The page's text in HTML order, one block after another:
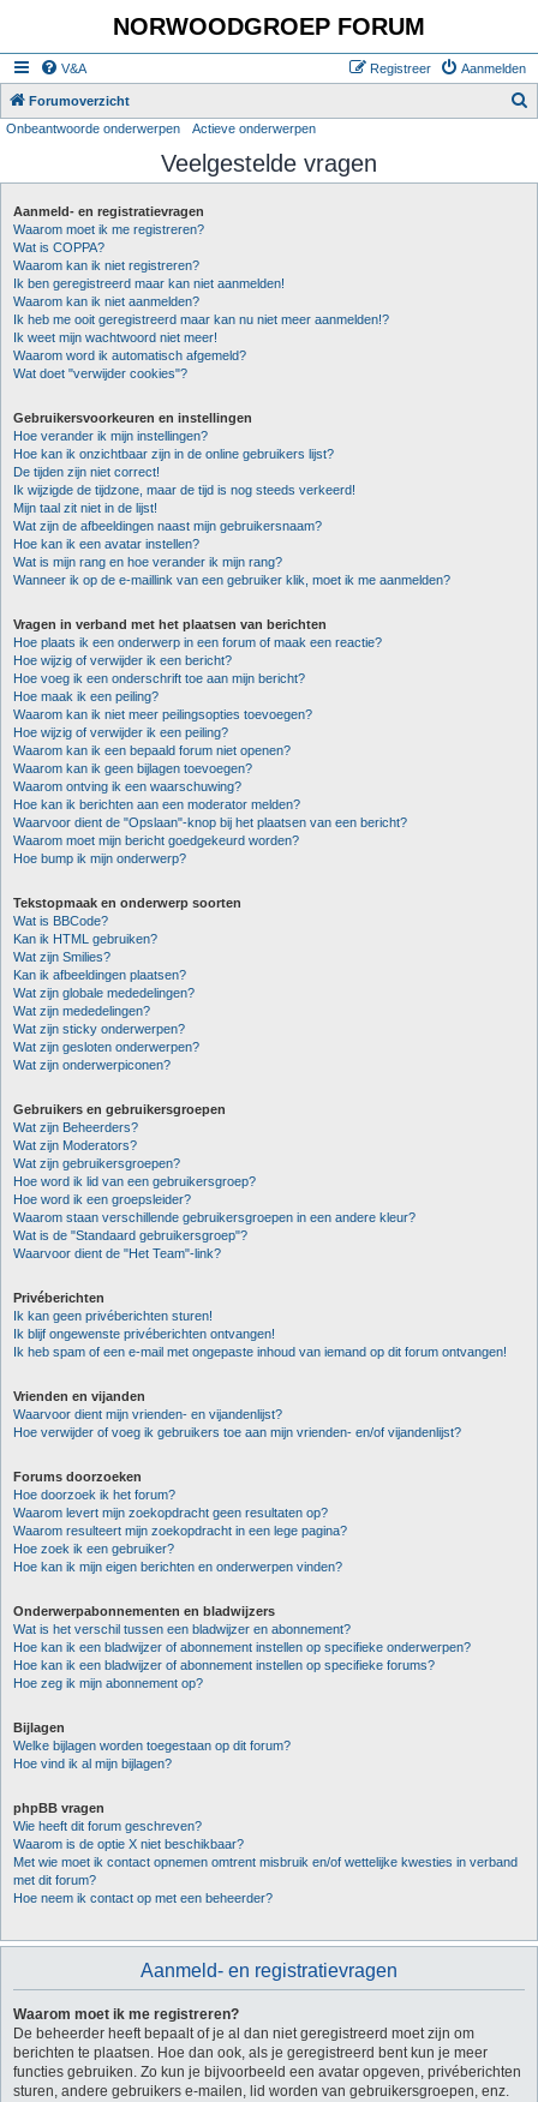
NORWOODGROEP FORUM
V&A Aanmelden
Registreer
Forumoverzicht
k
Onbeantwoorde onderwerpen Actieve onderwerpen
Veelgestelde vragen
Aanmeld- en registratievragen
Waarom moet ik me registreren?
Wat is COPPA?
Waarom kan ik niet registreren?
Ik ben geregistreerd maar kan niet aanmelden!
Waarom kan ik niet aanmelden?
Ik heb me ooit geregistreerd maar kan nu niet meer aanmelden!?
Ik weet mijn wachtwoord niet meer!
Waarom word ik automatisch afgemeld?
Wat doet "verwijder cookies"?
Gebruikersvoorkeuren en instellingen
Hoe verander ik mijn instellingen?
Hoe kan ik onzichtbaar zijn in de online gebruikers lijst?
De tijden zijn niet correct!
Ik wijzigde de tijdzone, maar de tijd is nog steeds verkeerd!
Mijn taal zit niet in de lijst!
Wat zijn de afbeeldingen naast mijn gebruikersnaam?
Hoe kan ik een avatar instellen?
Wat is mijn rang en hoe verander ik mijn rang?
Wanneer ik op de e-maillink van een gebruiker klik, moet ik me aanmelden?
Vragen in verband met het plaatsen van berichten
Hoe plaats ik een onderwerp in een forum of maak een reactie?
Hoe wijzig of verwijder ik een bericht?
Hoe voeg ik een onderschrift toe aan mijn bericht?
Hoe maak ik een peiling?
Waarom kan ik niet meer peilingsopties toevoegen?
Hoe wijzig of verwijder ik een peiling?
Waarom kan ik een bepaald forum niet openen?
Waarom kan ik geen bijlagen toevoegen?
Waarom ontving ik een waarschuwing?
Hoe kan ik berichten aan een moderator melden?
Waarvoor dient de "Opslaan"-knop bij het plaatsen van een bericht?
Waarom moet mijn bericht goedgekeurd worden?
Hoe bump ik mijn onderwerp?
Tekstopmaak en onderwerp soorten
Wat is BBCode?
Kan ik HTML gebruiken?
Wat zijn Smilies?
Kan ik afbeeldingen plaatsen?
Wat zijn globale mededelingen?
Wat zijn mededelingen?
Wat zijn sticky onderwerpen?
Wat zijn gesloten onderwerpen?
Wat zijn onderwerpiconen?
Gebruikers en gebruikersgroepen
Wat zijn Beheerders?
Wat zijn Moderators?
Wat zijn gebruikersgroepen?
Hoe word ik lid van een gebruikersgroep?
Hoe word ik een groepsleider?
Waarom staan verschillende gebruikersgroepen in een andere kleur?
Wat is de "Standaard gebruikersgroep"?
Waarvoor dient de "Het Team"-link?
Privéberichten
Ik kan geen privéberichten sturen!
Ik blijf ongewenste privéberichten ontvangen!
Ik heb spam of een e-mail met ongepaste inhoud van iemand op dit forum ontvangen!
Vrienden en vijanden
Waarvoor dient mijn vrienden- en vijandenlijst?
Hoe verwijder of voeg ik gebruikers toe aan mijn vrienden- en/of vijandenlijst?
Forums doorzoeken
Hoe doorzoek ik het forum?
Waarom levert mijn zoekopdracht geen resultaten op?
Waarom resulteert mijn zoekopdracht in een lege pagina?
Hoe zoek ik een gebruiker?
Hoe kan ik mijn eigen berichten en onderwerpen vinden?
Onderwerpabonnementen en bladwijzers
Wat is het verschil tussen een bladwijzer en abonnement?
Hoe kan ik een bladwijzer of abonnement instellen op specifieke onderwerpen?
Hoe kan ik een bladwijzer of abonnement instellen op specifieke forums?
Hoe zeg ik mijn abonnement op?
Bijlagen
Welke bijlagen worden toegestaan op dit forum?
Hoe vind ik al mijn bijlagen?
phpBB vragen
Wie heeft dit forum geschreven?
Waarom is de optie X niet beschikbaar?
Met wie moet ik contact opnemen omtrent misbruik en/of wettelijke kwesties in verband
met dit forum?
Hoe neem ik contact op met een beheerder?
Aanmeld- en registratievragen
Waarom moet ik me registreren?
De beheerder heeft bepaalt of je al dan niet geregistreerd moet zijn om
berichten te plaatsen. Hoe dan ook, als je geregistreerd bent kun je meer
functies gebruiken. Zo kun je bijvoorbeeld een avatar opgeven, privéberichten
sturen, andere gebruikers e-mailen, lid worden van gebruikersgroepen, enz.